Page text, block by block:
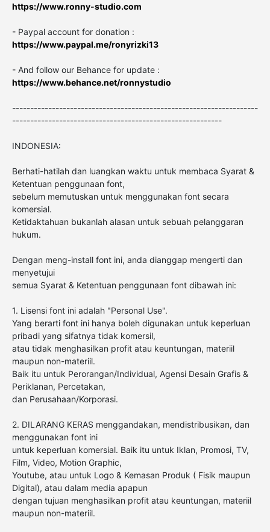
https://www.ronny-studio.com
- Paypal account for donation :
https://www.paypal.me/ronyrizki13
- And follow our Behance for update :
https://www.behance.net/ronnystudio
--------------------------------------------------------------------
----------------------------------------------------------
INDONESIA:
Berhati-hatilah dan luangkan waktu untuk membaca Syarat &
Ketentuan penggunaan font,
sebelum memutuskan untuk menggunakan font secara
komersial.
Ketidaktahuan bukanlah alasan untuk sebuah pelanggaran
hukum.
Dengan meng-install font ini, anda dianggap mengerti dan
menyetujui
semua Syarat & Ketentuan penggunaan font dibawah ini:
1. Lisensi font ini adalah "Personal Use".
Yang berarti font ini hanya boleh digunakan untuk keperluan
pribadi yang sifatnya tidak komersil,
atau tidak menghasilkan profit atau keuntungan, materiil
maupun non-materiil.
Baik itu untuk Perorangan/Individual, Agensi Desain Grafis &
Periklanan, Percetakan,
dan Perusahaan/Korporasi.
2. DILARANG KERAS menggandakan, mendistribusikan, dan
menggunakan font ini
untuk keperluan komersial. Baik itu untuk Iklan, Promosi, TV,
Film, Video, Motion Graphic,
Youtube, atau untuk Logo & Kemasan Produk ( Fisik maupun
Digital), atau dalam media apapun
dengan tujuan menghasilkan profit atau keuntungan, materiil
maupun non-materiil.